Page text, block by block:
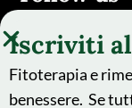
Iscriviti
Fitoterapia e
benessere. Se